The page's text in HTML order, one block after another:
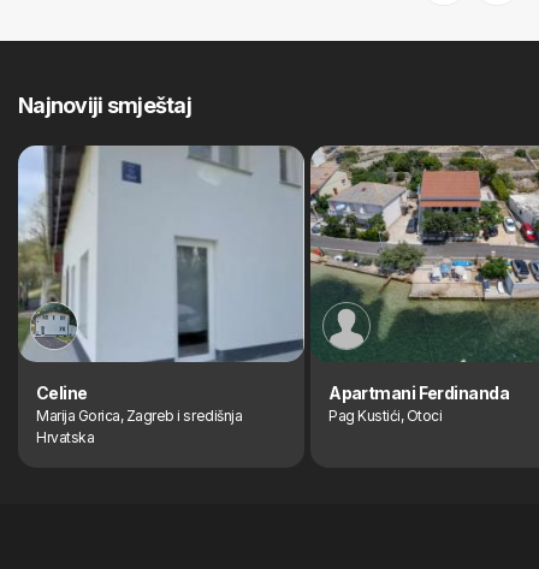
Najnoviji smještaj
Celine
Marija Gorica, Zagreb i središnja
Hrvatska
Apartmani Ferdinanda
Pag Kustići, Otoci